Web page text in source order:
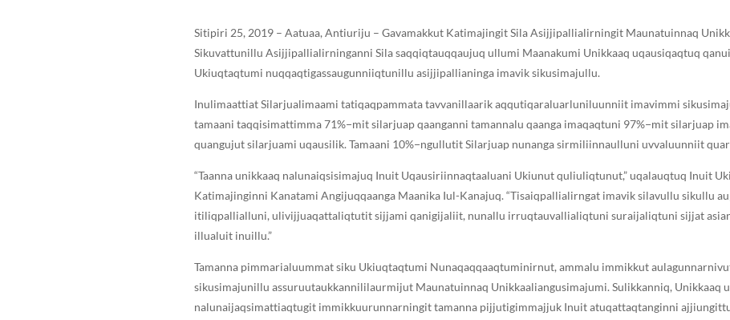
Sitipiri 25, 2019 – Aatuaa, Antiuriju – Gavamakkut Katimajingit Sila Asijjipallialirningit Maunatuinnaq
Sikuvattunillu Asijjipallialirninganni Sila saqqiqtauqqaujuq ullumi Maanakumi Unikkaaq uqausiqaqtuq
Ukiuqtaqtumi nuqqaqtigassaugunniiqtunillu asijjipallianinga imavik sikusimajullu.
Inulimaattiat Silarjualimaami tatiqaqpammata tavvanillaarik aqqutiqaraluarluniluunniit imavimmi
tamaani taqqisimattimma 71%−mit silarjuap qaanganni tamannalu qaanga imaqaqtuni 97%−mit silarjuap
quangujut silarjuami uqausilik. Tamaani 10%−ngullutit Silarjuap nunanga sirmiliinnaulluni uvvaluunniit
“Taanna unikkaaq nalunaiqsisimajuq Inuit Uqausiriinnaqtaaluani Ukiunut quliuliqtunut,” uqalauqtuq Inuit
Katimajinginni Kanatami Angijuqqaanga Maanika Iul-Kanajuq. “Tisaiqpallialirngat imavik silavullu sikullu
itiliqpallialluni, ulivijjuaqattaliqtutit sijjami qanigijaliit, nunallu irruqtauvallialiqtuni suraijaliqtuni sijjat
illualuit inuillu.”
Tamanna pimmarialuummat siku Ukiuqtaqtumi Nunaqaqqaaqtuminirnut, ammalu immikkut
sikusimajunillu assuruutaukkannililaurmijut Maunatuinnaq Unikkaaliangusimajumi. Sulikkanniq, Unikkaaq
nalunaijaqsimattiaqtugit immikkuurunnarningit tamanna pijjutigimmajjuk Inuit atuqattaqtanginni